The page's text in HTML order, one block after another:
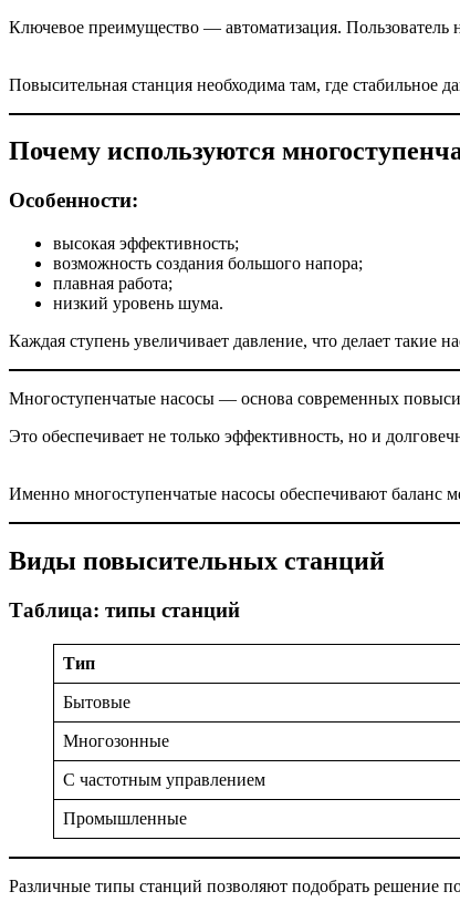
Ключевое преимущество — автоматизация. Пользователь
Повысительная станция необходима там, где стабильное
Почему используются
Особенности:
высокая эффективность;
возможность создания большого напора;
плавная работа;
низкий уровень шума.
Каждая ступень увеличивает давление, что делает такие
Многоступенчатые насосы — основа современных
Это обеспечивает не только эффективность, но и
Именно многоступенчатые насосы обеспечивают баланс
Виды повысительных станций
Таблица: типы станций
Тип
Бытовые
Многозонные
С частотным управлением
Промышленные
Различные типы станций позволяют подобрать решение